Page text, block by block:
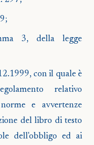
3, della legge
con il quale è
relativo
e avvertenze
del libro di testo
dell'obbligo ed ai